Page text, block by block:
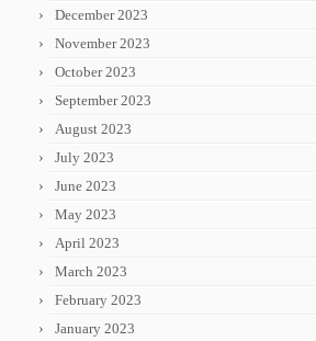
December 2023
November 2023
October 2023
September 2023
August 2023
July 2023
June 2023
May 2023
April 2023
March 2023
February 2023
January 2023